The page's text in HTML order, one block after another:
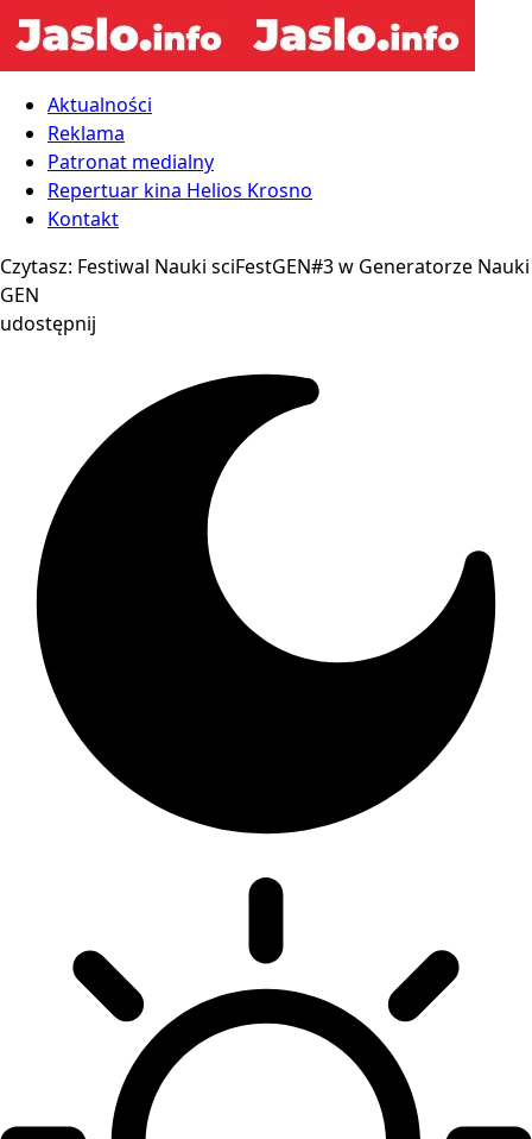
Aktualności
Reklama
Patronat medialny
Repertuar kina Helios Krosno
Kontakt
Czytasz: Festiwal Nauki sciFestGEN#3 w Generatorze Nauki
GEN
udostępnij